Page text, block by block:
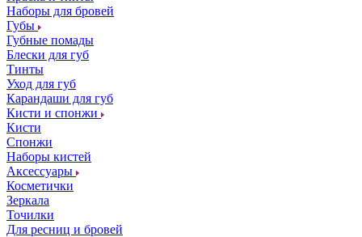
Наборы для бровей
Губы
Губные помады
Блески для губ
Тинты
Уход для губ
Карандаши для губ
Кисти и спонжи
Кисти
Спонжи
Наборы кистей
Аксессуары
Косметички
Зеркала
Точилки
Для ресниц и бровей